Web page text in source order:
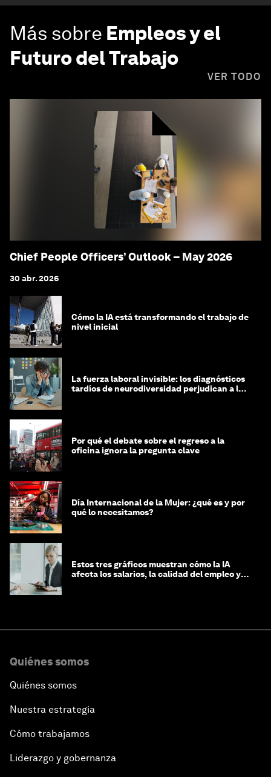
Más sobre Empleos y el
Futuro del Trabajo
VER TODO
Chief People Officers’ Outlook – May 2026
30 abr. 2026
Cómo la IA está transformando el trabajo de
nivel inicial
La fuerza laboral invisible: los diagnósticos
tardíos de neurodiversidad perjudican a las
Por qué el debate sobre el regreso a la
oficina ignora la pregunta clave
Día Internacional de la Mujer: ¿qué es y por
qué lo necesitamos?
Estos tres gráficos muestran cómo la IA
afecta los salarios, la calidad del empleo y
Quiénes somos
Quiénes somos
Nuestra estrategia
Cómo trabajamos
Liderazgo y gobernanza